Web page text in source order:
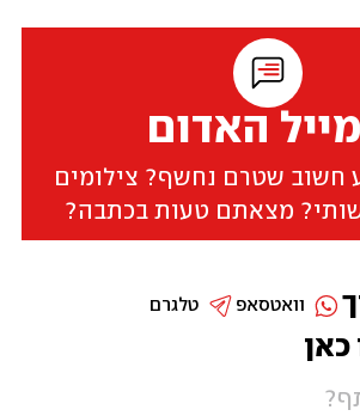
האדום
חשוב שטרם נחשף? צילומים
מצאתם טעות בכתבה?
כאן
טלגרם וואטסאפ